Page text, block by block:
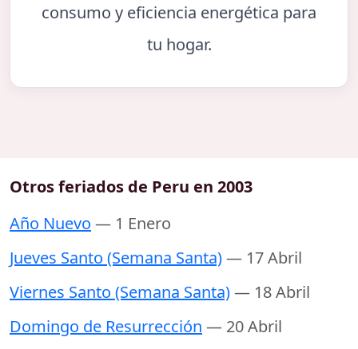
consumo y eficiencia energética para
tu hogar.
Otros feriados de Peru en 2003
Año Nuevo — 1 Enero
Jueves Santo (Semana Santa)— 17 Abril
Viernes Santo (Semana Santa)— 18 Abril
Domingo de Resurrección — 20 Abril